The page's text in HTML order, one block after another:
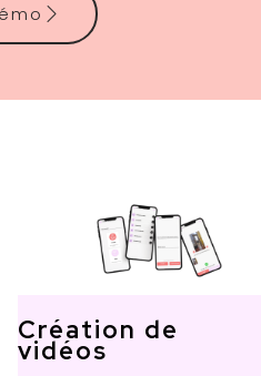
Création de
vidéos